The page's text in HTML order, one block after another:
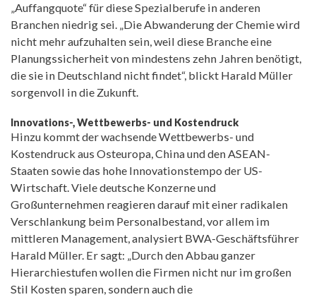
„Auffangquote“ für diese Spezialberufe in anderen
Branchen niedrig sei. „Die Abwanderung der Chemie wird
nicht mehr aufzuhalten sein, weil diese Branche eine
Planungssicherheit von mindestens zehn Jahren benötigt,
die sie in Deutschland nicht findet“, blickt Harald Müller
sorgenvoll in die Zukunft.
Innovations-, Wettbewerbs- und Kostendruck
Hinzu kommt der wachsende Wettbewerbs- und
Kostendruck aus Osteuropa, China und den ASEAN-
Staaten sowie das hohe Innovationstempo der US-
Wirtschaft. Viele deutsche Konzerne und
Großunternehmen reagieren darauf mit einer radikalen
Verschlankung beim Personalbestand, vor allem im
mittleren Management, analysiert BWA-Geschäftsführer
Harald Müller. Er sagt: „Durch den Abbau ganzer
Hierarchiestufen wollen die Firmen nicht nur im großen
Stil Kosten sparen, sondern auch die